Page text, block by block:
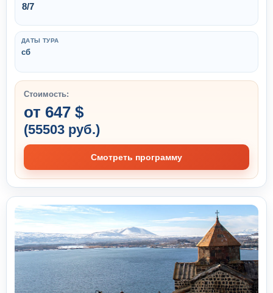
8/7
ДАТЫ ТУРА
сб
Стоимость:
от 647 $
(55503 руб.)
Смотреть программу